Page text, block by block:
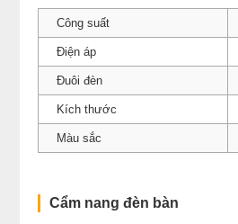
Công suất
Điện áp
Đuôi đèn
Kích thước
Màu sắc
Cẩm nang đèn bàn